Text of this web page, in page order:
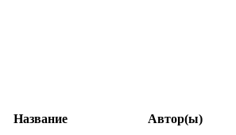
Название Автор(ы)